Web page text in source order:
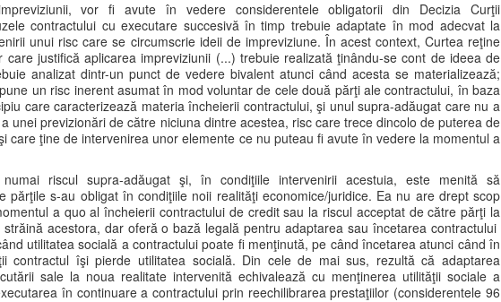
vor fi avute în vedere considerentele obligatorii din Decizia Curţii
contractului cu executare succesivă în timp trebuie adaptate în mod adecvat la
unui risc care se circumscrie ideii de impreviziune. În acest context, Curtea reţine
justifică aplicarea impreviziunii (...) trebuie realizată ţinându-se cont de ideea de
analizat dintr-un punct de vedere bivalent atunci când acesta se materializează;
un risc inerent asumat în mod voluntar de cele două părţi ale contractului, în baza
care caracterizează materia încheierii contractului, şi unul supra-adăugat care nu a
unei previzionări de către niciuna dintre acestea, risc care trece dincolo de puterea de
care ţine de intervenirea unor elemente ce nu puteau fi avute în vedere la momentul a
numai riscul supra-adăugat şi, în condiţiile intervenirii acestuia, este menită să
părţile s-au obligat în condiţiile noii realităţi economice/juridice. Ea nu are drept scop
a quo al încheierii contractului de credit sau la riscul acceptat de către părţi la
acestora, dar oferă o bază legală pentru adaptarea sau încetarea contractului
utilitatea socială a contractului poate fi menţinută, pe când încetarea atunci când în
contractul îşi pierde utilitatea socială. Din cele de mai sus, rezultă că adaptarea
sale la noua realitate intervenită echivalează cu menţinerea utilităţii sociale a
în continuare a contractului prin reechilibrarea prestaţiilor (considerentele 96